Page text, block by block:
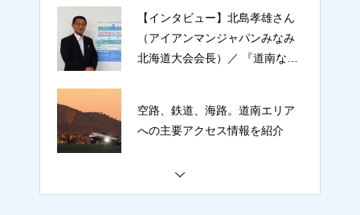
湖 〜
【インタビュー】北島孝雄さん
（アイアンマンジャパンみなみ
北海道大会会長）／ 『道南なら
空路、鉄道、海路。道南エリア
への主要アクセス情報を紹介